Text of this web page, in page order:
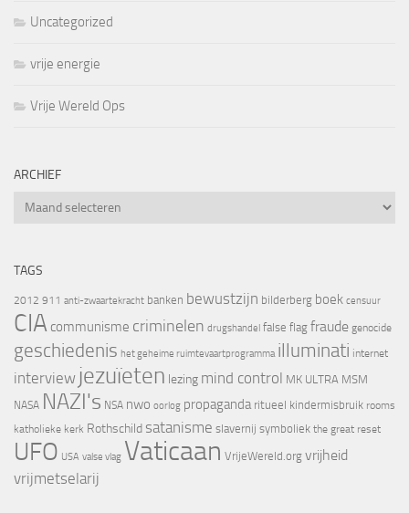
Uncategorized
vrije energie
Vrije Wereld Ops
ARCHIEF
Archief
TAGS
2012 911 anti-zwaartekracht banken bewustzijn bilderberg boek censuur
CIA communisme criminelen drugshandel false flag fraude genocide
geschiedenis het geheime ruimtevaartprogramma illuminati internet
interview jezuïeten lezing mind control MK ULTRA MSM
NASA NAZI's NSA nwo oorlog propaganda ritueel kindermisbruik rooms
katholieke kerk Rothschild satanisme slavernij symboliek the great reset
UFO USA valse vlag Vaticaan VrijeWereld.org vrijheid
vrijmetselarij